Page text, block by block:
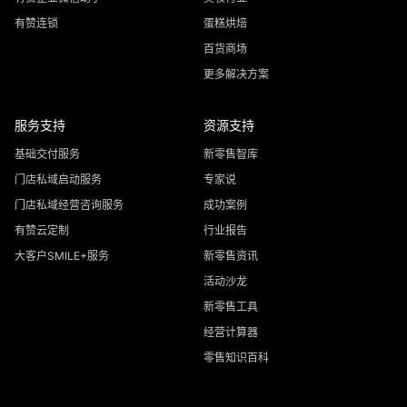
有赞连锁
蛋糕烘焙
百货商场
更多解决方案
服务支持
基础交付服务
门店私域启动服务
门店私域经营咨询服务
有赞云定制
大客户SMILE+服务
资源支持
新零售智库
专家说
成功案例
行业报告
新零售资讯
活动沙龙
新零售工具
经营计算器
零售知识百科